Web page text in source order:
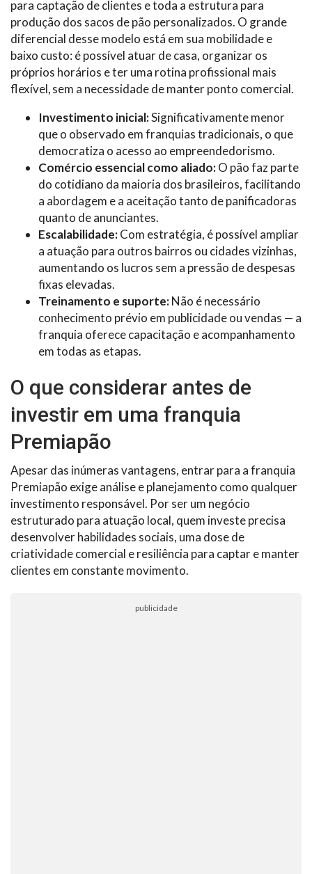
para captação de clientes e toda a estrutura para
produção dos sacos de pão personalizados. O grande
diferencial desse modelo está em sua mobilidade e
baixo custo: é possível atuar de casa, organizar os
próprios horários e ter uma rotina profissional mais
flexível, sem a necessidade de manter ponto comercial.
Investimento inicial:Significativamente menor
que o observado em franquias tradicionais, o que
democratiza o acesso ao empreendedorismo.
Comércio essencial como aliado:O pão faz parte
do cotidiano da maioria dos brasileiros, facilitando
a abordagem e a aceitação tanto de panificadoras
quanto de anunciantes.
Escalabilidade:Com estratégia, é possível ampliar
a atuação para outros bairros ou cidades vizinhas,
aumentando os lucros sem a pressão de despesas
fixas elevadas.
Treinamento e suporte:Não é necessário
conhecimento prévio em publicidade ou vendas — a
franquia oferece capacitação e acompanhamento
em todas as etapas.
O que considerar antes de
investir em uma franquia
Premiapão
Apesar das inúmeras vantagens, entrar para a franquia
Premiapão exige análise e planejamento como qualquer
investimento responsável. Por ser um negócio
estruturado para atuação local, quem investe precisa
desenvolver habilidades sociais, uma dose de
criatividade comercial e resiliência para captar e manter
clientes em constante movimento.
publicidade